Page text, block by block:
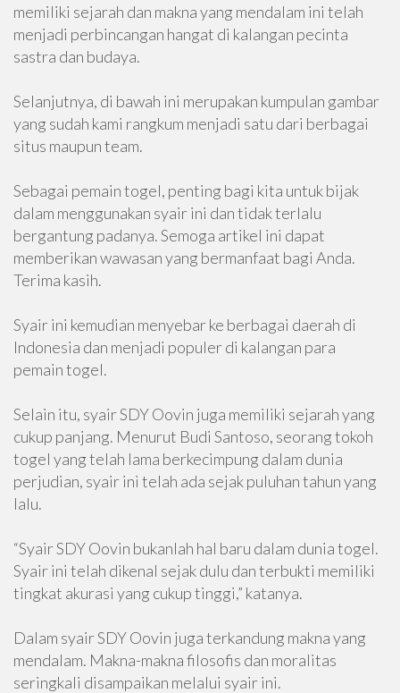
memiliki sejarah dan makna yang mendalam ini telah
menjadi perbincangan hangat di kalangan pecinta
sastra dan budaya.
Selanjutnya, di bawah ini merupakan kumpulan gambar
yang sudah kami rangkum menjadi satu dari berbagai
situs maupun team.
Sebagai pemain togel, penting bagi kita untuk bijak
dalam menggunakan syair ini dan tidak terlalu
bergantung padanya. Semoga artikel ini dapat
memberikan wawasan yang bermanfaat bagi Anda.
Terima kasih.
Syair ini kemudian menyebar ke berbagai daerah di
Indonesia dan menjadi populer di kalangan para
pemain togel.
Selain itu, syair SDY Oovin juga memiliki sejarah yang
cukup panjang. Menurut Budi Santoso, seorang tokoh
togel yang telah lama berkecimpung dalam dunia
perjudian, syair ini telah ada sejak puluhan tahun yang
lalu.
“Syair SDY Oovin bukanlah hal baru dalam dunia togel.
Syair ini telah dikenal sejak dulu dan terbukti memiliki
tingkat akurasi yang cukup tinggi,” katanya.
Dalam syair SDY Oovin juga terkandung makna yang
mendalam. Makna-makna filosofis dan moralitas
seringkali disampaikan melalui syair ini.